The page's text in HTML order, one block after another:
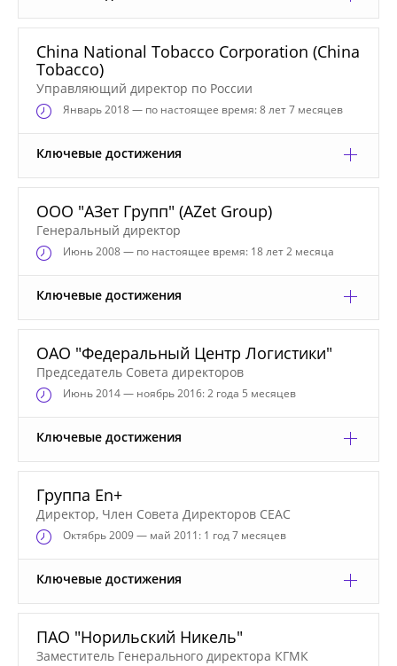
China National Tobacco Corporation (China
Tobacco)
Управляющий директор по России
Январь2018 — по настоящее время: 8 лет 7 месяцев
Ключевые достижения
ООО "АЗет Групп" (AZet Group)
Генеральный директор
Июнь2008 — по настоящее время: 18 лет 2 месяца
Ключевые достижения
ОАО "Федеральный Центр Логистики"
Председатель Совета директоров
Июнь2014 — ноябрь 2016: 2 года 5 месяцев
Ключевые достижения
Группа En+
Директор, Член Совета Директоров CEAC
Октябрь2009 — май 2011: 1 год 7 месяцев
Ключевые достижения
ПАО "Норильский Никель"
Заместитель Генерального директора КГМК